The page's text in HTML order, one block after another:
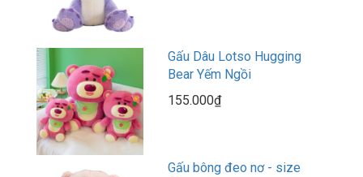
Gấu Dâu Lotso Hugging
Bear Yếm Ngồi
155.000₫
Gấu bông đeo nơ - size